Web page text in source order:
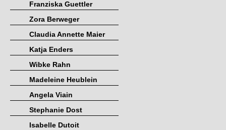
Franziska Guettler
Zora Berweger
Claudia Annette Maier
Katja Enders
Wibke Rahn
Madeleine Heublein
Angela Viain
Stephanie Dost
Isabelle Dutoit